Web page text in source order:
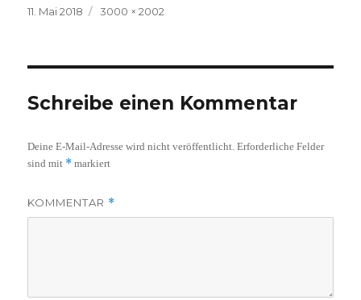
Veröffentlicht
11. Mai 2018
Volle
3000 × 2002
Schreibe einen Kommentar
Deine E-Mail-Adresse wird nicht veröffentlicht. Erforderliche Felder
sind mit * markiert
KOMMENTAR *